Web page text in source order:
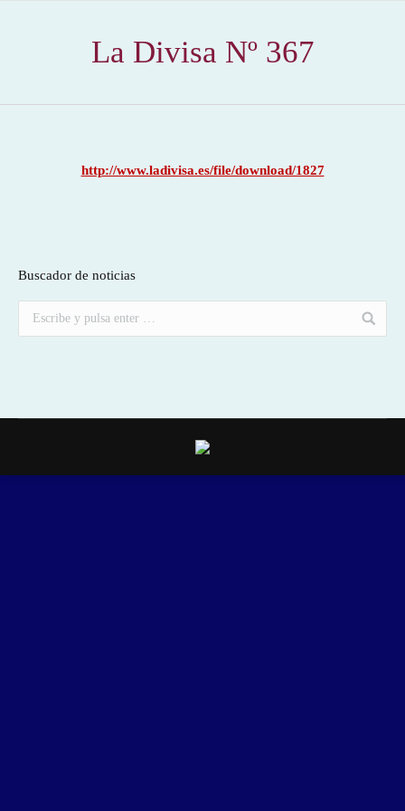
La Divisa Nº 367
http://www.ladivisa.es/file/download/1827
Buscador de noticias